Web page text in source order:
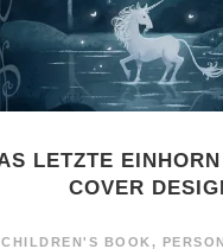
LETZTE
COVER
CHILDREN'S BOOK ,